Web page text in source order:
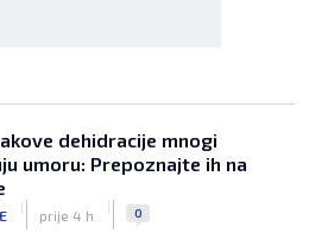
dehidracije mnogi
umoru: Prepoznajte ih na
|
prije 4 h
| 0